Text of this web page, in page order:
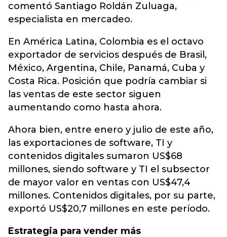
comentó Santiago Roldán Zuluaga,
especialista en mercadeo.
En América Latina, Colombia es el octavo
exportador de servicios después de Brasil,
México, Argentina, Chile, Panamá, Cuba y
Costa Rica. Posición que podría cambiar si
las ventas de este sector siguen
aumentando como hasta ahora.
Ahora bien, entre enero y julio de este año,
las exportaciones de software, TI y
contenidos digitales sumaron US$68
millones, siendo software y TI el subsector
de mayor valor en ventas con US$47,4
millones. Contenidos digitales, por su parte,
exportó US$20,7 millones en este período.
Estrategia para vender más